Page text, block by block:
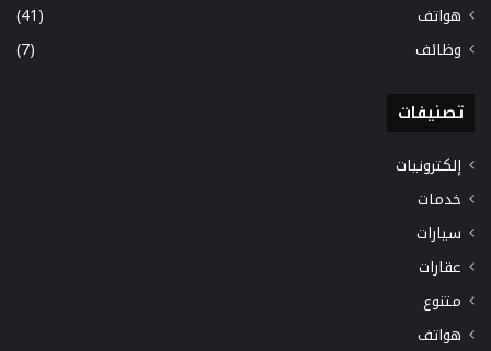
هواتف
(41)
وظائف
(7)
تصنيفات
إلكترونيات
خدمات
سيارات
عقارات
متنوع
هواتف